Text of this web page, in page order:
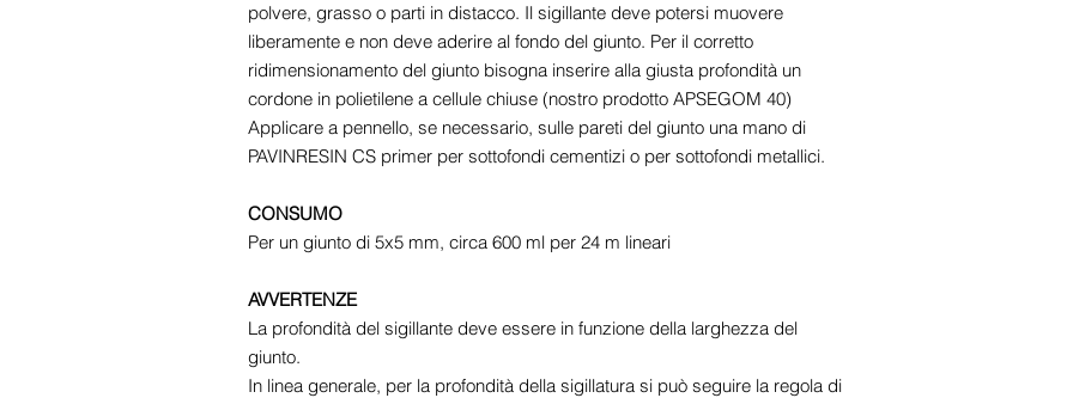
polvere, grasso o parti in distacco. Il sigillante deve potersi muovere
liberamente e non deve aderire al fondo del giunto. Per il corretto
ridimensionamento del giunto bisogna inserire alla giusta profondità un
cordone in polietilene a cellule chiuse (nostro prodotto APSEGOM 40)
Applicare a pennello, se necessario, sulle pareti del giunto una mano di
PAVINRESIN CS primer per sottofondi cementizi o per sottofondi metallici.
CONSUMO
Per un giunto di 5x5 mm, circa 600 ml per 24 m lineari
AVVERTENZE
La profondità del sigillante deve essere in funzione della larghezza del
giunto.
In linea generale, per la profondità della sigillatura si può seguire la regola di